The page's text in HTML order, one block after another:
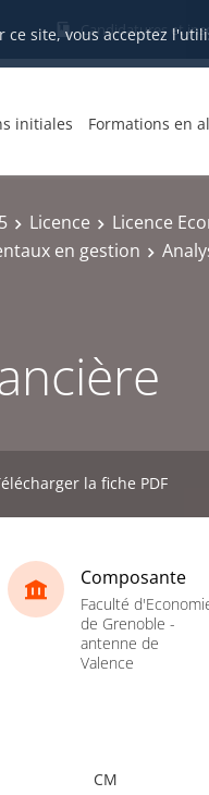
site, vous acceptez
Candidatures et
initiales Formations en
Licence Licence
en gestion
la fiche PDF
Composante
Faculté
de Grenoble -
antenne de
Valence
CM